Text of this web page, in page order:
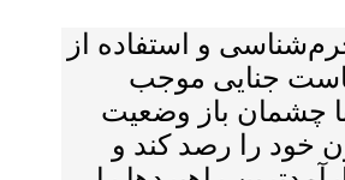
و استفاده از
جنایی موجب
چشمان باز وضعیت
خود را رصد کند و